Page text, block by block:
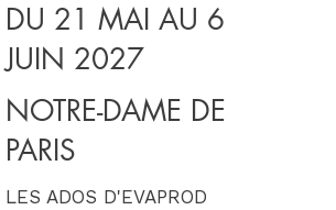
DU 21 MAI AU 6
JUIN 2027
NOTRE-DAME DE
PARIS
LES ADOS D'EVAPROD